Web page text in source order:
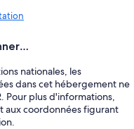
nationales, les
dans cet hébergement ne
Pour plus d'informations,
aux coordonnées figurant